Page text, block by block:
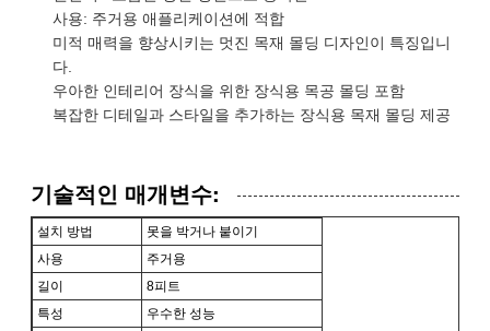
사용: 주거용 애플리케이션에 적합
미적 매력을 향상시키는 멋진 목재 몰딩 디자인이 특징입니
다.
우아한 인테리어 장식을 위한 장식용 목공 몰딩 포함
복잡한 디테일과 스타일을 추가하는 장식용 목재 몰딩 제공
기술적인 매개변수:
설치 방법
못을 박거나 붙이기
사용
주거용
길이
8피트
특성
우수한 성능